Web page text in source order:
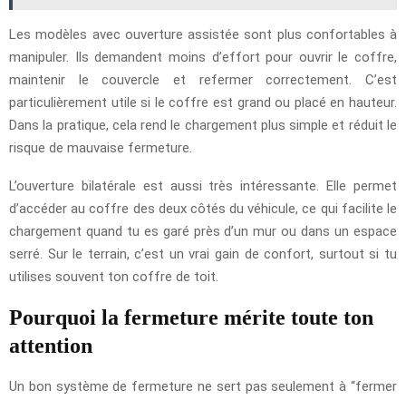
Les modèles avec ouverture assistée sont plus confortables à
manipuler. Ils demandent moins d’effort pour ouvrir le coffre,
maintenir le couvercle et refermer correctement. C’est
particulièrement utile si le coffre est grand ou placé en hauteur.
Dans la pratique, cela rend le chargement plus simple et réduit le
risque de mauvaise fermeture.
L’ouverture bilatérale est aussi très intéressante. Elle permet
d’accéder au coffre des deux côtés du véhicule, ce qui facilite le
chargement quand tu es garé près d’un mur ou dans un espace
serré. Sur le terrain, c’est un vrai gain de confort, surtout si tu
utilises souvent ton coffre de toit.
Pourquoi la fermeture mérite toute ton
attention
Un bon système de fermeture ne sert pas seulement à “fermer